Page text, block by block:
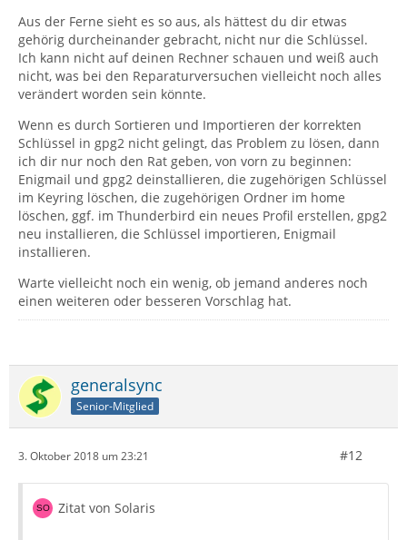
Aus der Ferne sieht es so aus, als hättest du dir etwas
gehörig durcheinander gebracht, nicht nur die Schlüssel.
Ich kann nicht auf deinen Rechner schauen und weiß auch
nicht, was bei den Reparaturversuchen vielleicht noch alles
verändert worden sein könnte.
Wenn es durch Sortieren und Importieren der korrekten
Schlüssel in gpg2 nicht gelingt, das Problem zu lösen, dann
ich dir nur noch den Rat geben, von vorn zu beginnen:
Enigmail und gpg2 deinstallieren, die zugehörigen Schlüssel
im Keyring löschen, die zugehörigen Ordner im home
löschen, ggf. im Thunderbird ein neues Profil erstellen, gpg2
neu installieren, die Schlüssel importieren, Enigmail
installieren.
Warte vielleicht noch ein wenig, ob jemand anderes noch
einen weiteren oder besseren Vorschlag hat.
generalsync
Senior-Mitglied
3. Oktober 2018 um 23:21 #12
Zitat von Solaris